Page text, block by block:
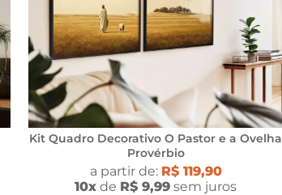
Kit Quadro Decorativo O Pastor e a Ovelha
Provérbio
a partir de: R$ 119,90
10x de R$ 9,99 sem juros